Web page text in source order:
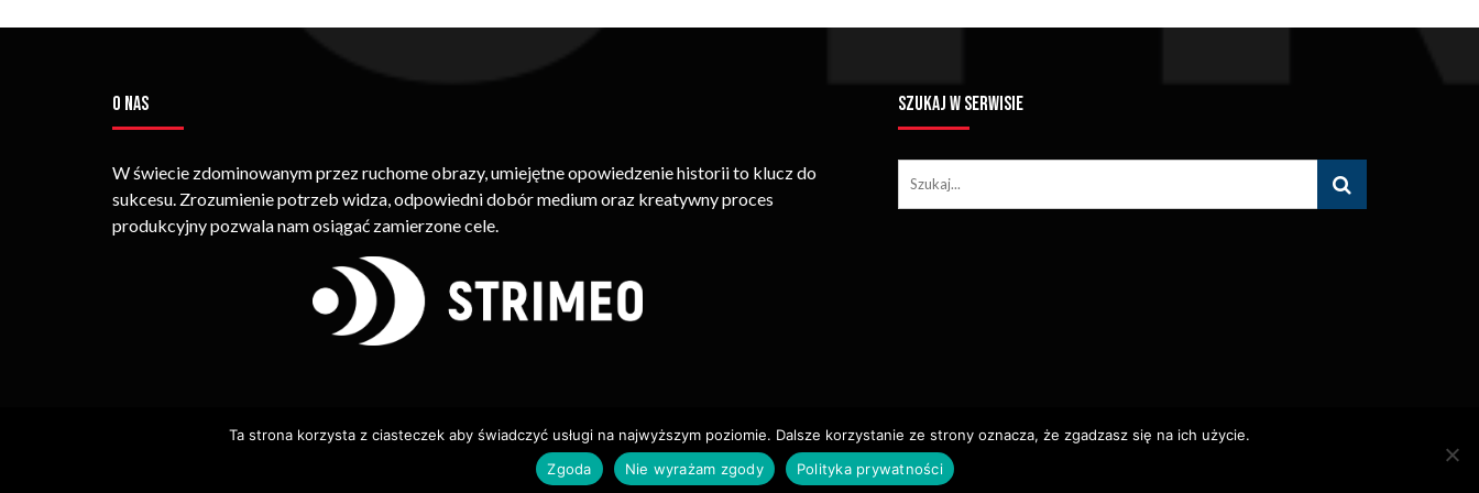
O NAS
W świecie zdominowanym przez ruchome obrazy, umiejętne opowiedzenie historii to klucz do
sukcesu. Zrozumienie potrzeb widza, odpowiedni dobór medium oraz kreatywny proces
produkcyjny pozwala nam osiągać zamierzone cele.
SZUKAJ W SERWISIE
© Copyright STRIMEO. All Rights Reserved. Kopiowanie Treści (w Tym Zdjęć, Materiałów Wideo) Bez Pisemnego Zezwolenia Zabronione.
Usługi
Identyfikacja Wizualna – Logotypy Polityka Cookies
Ta strona korzysta z ciasteczek aby świadczyć usługi na najwyższym poziomie. Dalsze korzystanie ze strony oznacza, że zgadzasz się na ich użycie.
Zgoda
Nie wyrażam zgody Polityka prywatności